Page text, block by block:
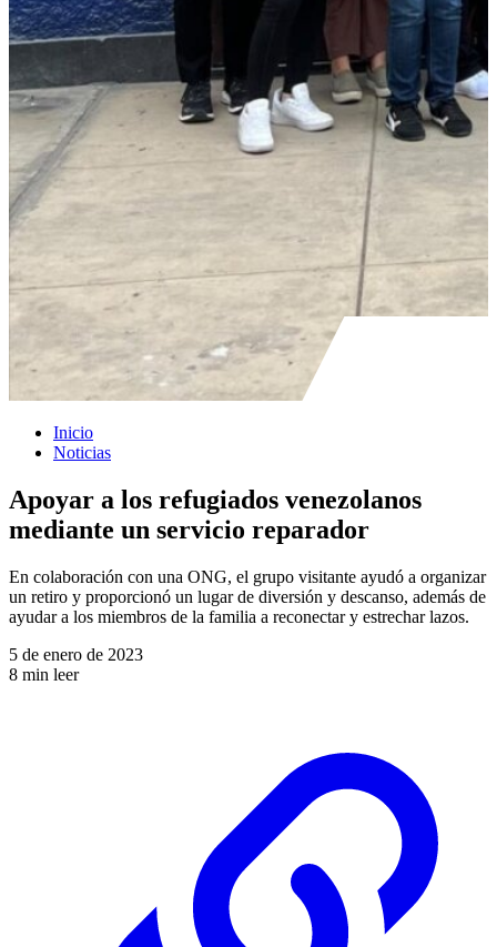
Inicio
Noticias
Apoyar a los refugiados venezolanos
mediante un servicio reparador
En colaboración con una ONG, el grupo visitante ayudó a organizar
un retiro y proporcionó un lugar de diversión y descanso, además de
ayudar a los miembros de la familia a reconectar y estrechar lazos.
5 de enero de 2023
8 min leer